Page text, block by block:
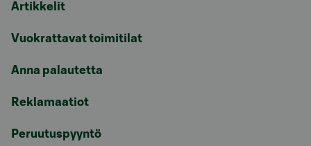
Artikkelit
Vuokrattavat toimitilat
Anna palautetta
Reklamaatiot
Peruutuspyyntö